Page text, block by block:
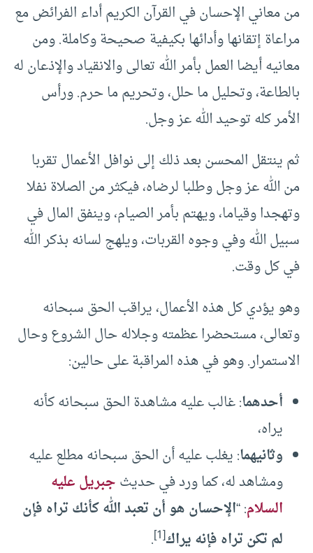
من معاني الإحسان في القرآن الكريم أداء الفرائض مع
مراعاة إتقانها وأدائها بكيفية صحيحة وكاملة. ومن
معانيه أيضا العمل بأمر الله تعالى والانقياد والإذعان له
بالطاعة، وتحليل ما حلل، وتحريم ما حرم. ورأس
الأمر كله توحيد الله عز وجل.
ثم ينتقل المحسن بعد ذلك إلى نوافل الأعمال تقربا
من الله عز وجل وطلبا لرضاه، فيكثر من الصلاة نفلا
وتهجدا وقياما، ويهتم بأمر الصيام، وينفق المال في
سبيل الله وفي وجوه القربات، ويلهج لسانه بذكر الله
في كل وقت.
وهو يؤدي كل هذه الأعمال، يراقب الحق سبحانه
وتعالى، مستحضرا عظمته وجلاله حال الشروع وحال
الاستمرار. وهو في هذه المراقبة على حالين:
أحدهما: غالب عليه مشاهدة الحق سبحانه كأنه
يراه،
وثانيهما: يغلب عليه أن الحق سبحانه مطلع عليه
ومشاهد له، كما ورد في حديثجبريل عليه
السلام: “الإحسان هو أن تعبد الله كأنك تراه فإن
لم تكن تراه فإنه يراك[1]
.